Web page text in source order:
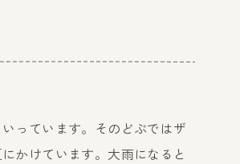
っています。そのどぶではザ
かけています。大雨になると